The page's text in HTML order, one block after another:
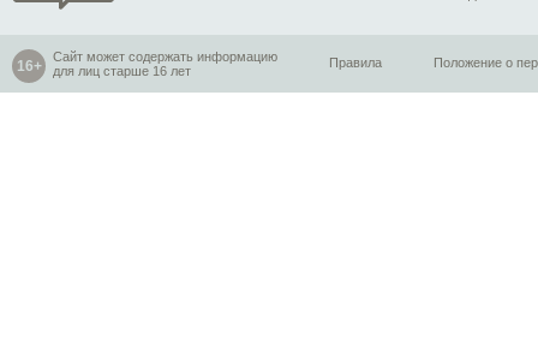
Сайт может содержать информацию
для лиц старше 16 лет
Правила Положение о